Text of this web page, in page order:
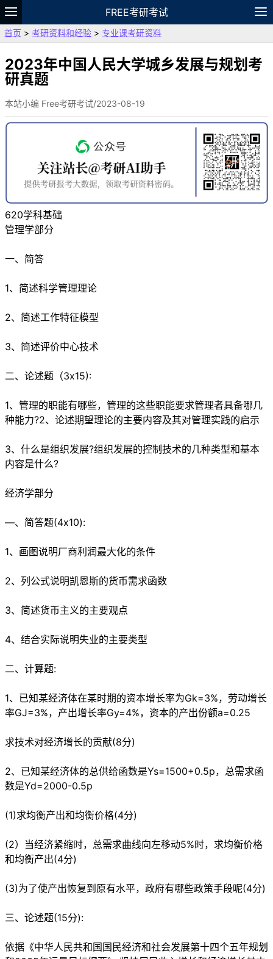
FREE考研考试
题库
故事 专题 APP
VIP
资料
首页 > 考研资料和经验 > 专业课考研资料
2023年中国人民大学城乡发展与规划考
研真题
本站小编 Free考研考试/2023-08-19
620学科基础
管理学部分
一、简答
1、简述科学管理理论
2、简述工作特征模型
3、简述评价中心技术
二、论述题（3x15):
1、管理的职能有哪些，管理的这些职能要求管理者具备哪几
种能力?2、论述期望理论的主要内容及其对管理实践的启示
3、什么是组织发展?组织发展的控制技术的几种类型和基本
内容是什么?
经济学部分
—、简答题(4x10):
1、画图说明厂商利润最大化的条件
2、列公式说明凯恩斯的货币需求函数
3、简述货币主义的主要观点
4、结合实际说明失业的主要类型
二、计算题:
1、已知某经济体在某时期的资本增长率为Gk=3%，劳动增长
率GJ=3%，产出增长率Gy=4%，资本的产出份额a=0.25
求技术对经济增长的贡献(8分)
2、已知某经济体的总供给函数是Ys=1500+0.5p，总需求函
数是Yd=2000-0.5p
(1)求均衡产出和均衡价格(4分)
(2）当经济紧缩时，总需求曲线向左移动5%时，求均衡价格
和均衡产出(4分)
(3)为了使产出恢复到原有水平，政府有哪些政策手段呢(4分)
三、论述题(15分):
依据《中华人民共和国国民经济和社会发展第十四个五年规划